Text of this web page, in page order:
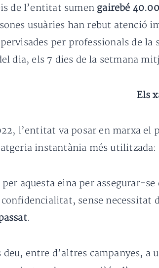
de l’entitat sumen gairebé
usuàries han rebut atenció
per professionals de
dia, els 7 dies de la setmana
Els
l’entitat va posar en marxa el
instantània més utilitzada:
per aquesta eina per assegurar-
sense necessitat
.
deu, entre d’altres campanyes,